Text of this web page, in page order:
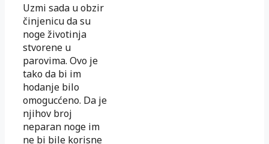
Uzmi sada u obzir
činjenicu da su
noge životinja
stvorene u
parovima. Ovo je
tako da bi im
hodanje bilo
omogucćeno. Da je
njihov broj
neparan noge im
ne bi bile korisne